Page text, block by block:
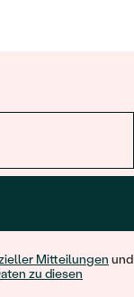
Mitteilungen und
zu diesen